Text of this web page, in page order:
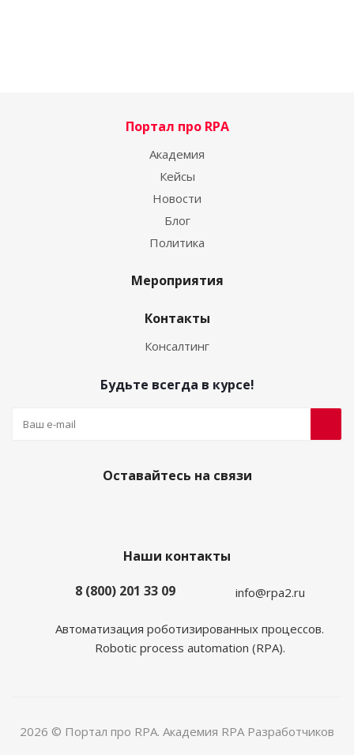
Портал про RPA
Академия
Кейсы
Новости
Блог
Политика
Мероприятия
Контакты
Консалтинг
Будьте всегда в курсе!
Оставайтесь на связи
Наши контакты
8 (800) 201 33 09
info@rpa2.ru
Автоматизация роботизированных процессов.
Robotic process automation (RPA).
2026 © Портал про RPA. Академия RPA Разработчиков